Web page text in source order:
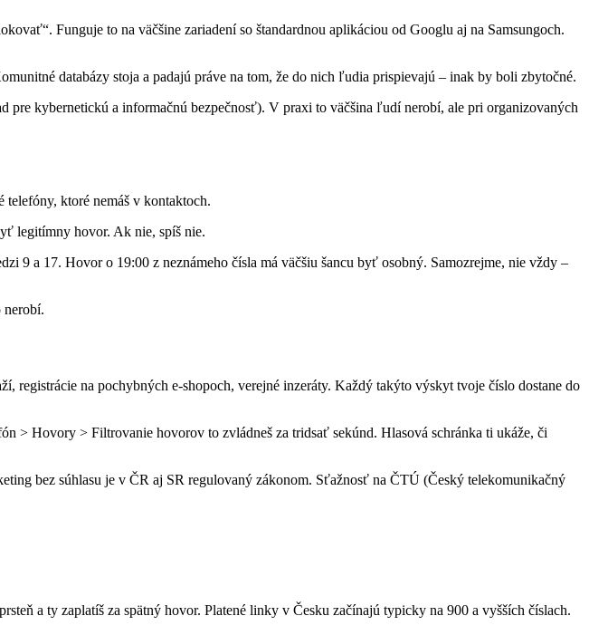
Funguje to na väčšine zariadení so štandardnou aplikáciou od Googlu aj na Samsungoch.
databázy stoja a padajú práve na tom, že do nich ľudia prispievajú – inak by boli zbytočné.
kybernetickú a informačnú bezpečnosť). V praxi to väčšina ľudí nerobí, ale pri organizovaných
ktoré nemáš v kontaktoch.
legitímny hovor. Ak nie, spíš nie.
9 a 17. Hovor o 19:00 z neznámeho čísla má väčšiu šancu byť osobný. Samozrejme, nie vždy –
nerobí.
na pochybných e-shopoch, verejné inzeráty. Každý takýto výskyt tvoje číslo dostane do
> Hovory > Filtrovanie hovorov to zvládneš za tridsať sekúnd. Hlasová schránka ti ukáže, či
bez súhlasu je v ČR aj SR regulovaný zákonom. Sťažnosť na ČTÚ (Český telekomunikačný
a ty zaplatíš za spätný hovor. Platené linky v Česku začínajú typicky na 900 a vyšších číslach.